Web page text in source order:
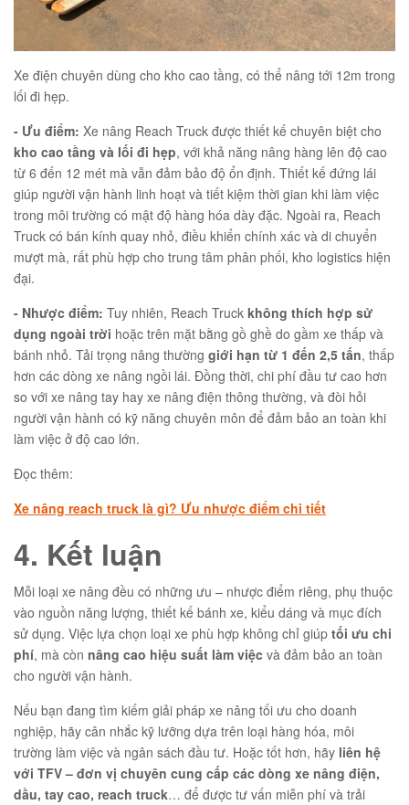
Xe điện chuyên dùng cho kho cao tầng, có thể nâng tới 12m trong
lối đi hẹp.
- Ưu điểm: Xe nâng Reach Truck được thiết kế chuyên biệt cho
kho cao tầng và lối đi hẹp, với khả năng nâng hàng lên độ cao
từ 6 đến 12 mét mà vẫn đảm bảo độ ổn định. Thiết kế đứng lái
giúp người vận hành linh hoạt và tiết kiệm thời gian khi làm việc
trong môi trường có mật độ hàng hóa dày đặc. Ngoài ra, Reach
Truck có bán kính quay nhỏ, điều khiển chính xác và di chuyển
mượt mà, rất phù hợp cho trung tâm phân phối, kho logistics hiện
đại.
- Nhược điểm: Tuy nhiên, Reach Truck không thích hợp sử
dụng ngoài trời hoặc trên mặt bằng gồ ghề do gầm xe thấp và
bánh nhỏ. Tải trọng nâng thường giới hạn từ 1 đến 2,5 tấn, thấp
hơn các dòng xe nâng ngồi lái. Đồng thời, chi phí đầu tư cao hơn
so với xe nâng tay hay xe nâng điện thông thường, và đòi hỏi
người vận hành có kỹ năng chuyên môn để đảm bảo an toàn khi
làm việc ở độ cao lớn.
Đọc thêm:
Xe nâng reach truck là gì? Ưu nhược điểm chi tiết
4. Kết luận
Mỗi loại xe nâng đều có những ưu – nhược điểm riêng, phụ thuộc
vào nguồn năng lượng, thiết kế bánh xe, kiểu dáng và mục đích
sử dụng. Việc lựa chọn loại xe phù hợp không chỉ giúp tối ưu chi
phí, mà còn nâng cao hiệu suất làm việc và đảm bảo an toàn
cho người vận hành.
Nếu bạn đang tìm kiếm giải pháp xe nâng tối ưu cho doanh
nghiệp, hãy cân nhắc kỹ lưỡng dựa trên loại hàng hóa, môi
trường làm việc và ngân sách đầu tư. Hoặc tốt hơn, hãy liên hệ
với TFV – đơn vị chuyên cung cấp các dòng xe nâng điện,
dầu, tay cao, reach truck… để được tư vấn miễn phí và trải